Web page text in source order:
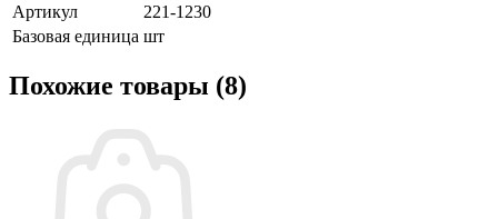
Артикул
221-1230
Базовая единица шт
Похожие товары (8)